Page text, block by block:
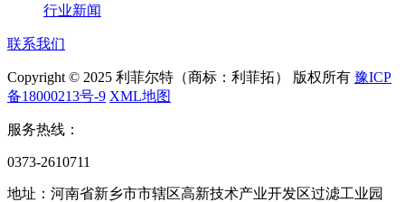
行业新闻
联系我们
Copyright © 2025 利菲尔特（商标：利菲拓） 版权所有 豫ICP
备18000213号-9 XML地图
服务热线：
0373-2610711
地址：河南省新乡市市辖区高新技术产业开发区过滤工业园